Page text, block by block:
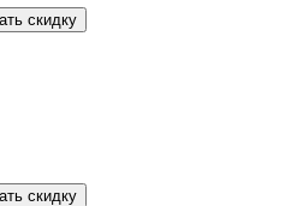
скидку
скидку